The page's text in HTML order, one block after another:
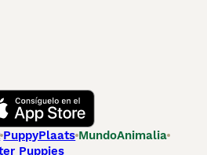
PuppyPlaats MundoAnimalia
Puppies